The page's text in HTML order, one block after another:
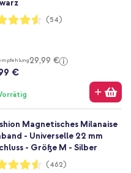
(54)
29,99 €
€
Magnetisches Milanaise
- Universelle 22 mm
- Größe M - Silber
(462)